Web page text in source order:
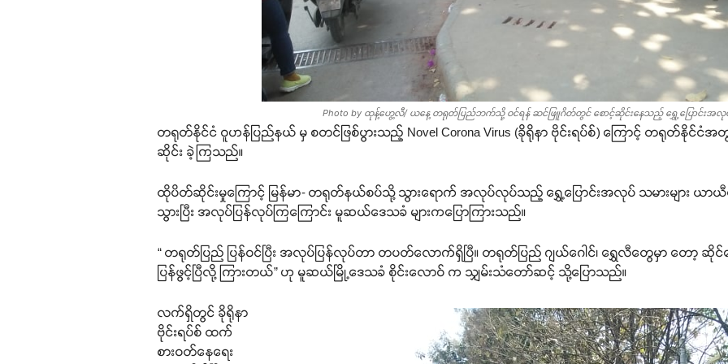
Photo by ထုန့်ဟွေ့လီ/ ယနေ့ တရုတ်ပြည်ဘက်သို့ ဝင်ရန် ဆင်ဖြူဂိတ်တွင် စောင့်ဆိုင်းနေသည့် ရွှေ့ပြောင်းအလုပ်သ
တရုတ်နိုင်ငံ ဝူဟန်ပြည်နယ် မှ စတင်ဖြစ်ပွားသည့် Novel Corona Virus (ခိုရိုနာ ဗိုင်းရပ်စ်) ကြောင့် တရုတ်နိုင်ငံအတွ
ဆိုင်း ခဲ့ကြသည်။
ထိုပိတ်ဆိုင်းမှုကြောင့် မြန်မာ- တရုတ်နယ်စပ်သို့ သွားရောက် အလုပ်လုပ်သည့် ရွှေ့ပြောင်းအလုပ် သမားများ ယာ
သွားပြီး အလုပ်ပြန်လုပ်ကြကြောင်း မူဆယ်ဒေသခံ များကပြောကြားသည်။
“ တရုတ်ပြည် ပြန်ဝင်ပြီး အလုပ်ပြန်လုပ်တာ တပတ်လောက်ရှိပြီ။ တရုတ်ပြည် ဂျယ်ဂေါင်၊ ရွှေလီတွေမှာ တော့
ပြန်ဖွင့်ပြီလို့ ကြားတယ်” ဟု မူဆယ်မြို့ဒေသခံ စိုင်းလောဝ် က သျှမ်းသံတော်ဆင့် သို့ပြောသည်။
လက်ရှိတွင် ခိုရိုနာ
ဗိုင်းရပ်စ် ထက်
စားဝတ်နေရေး